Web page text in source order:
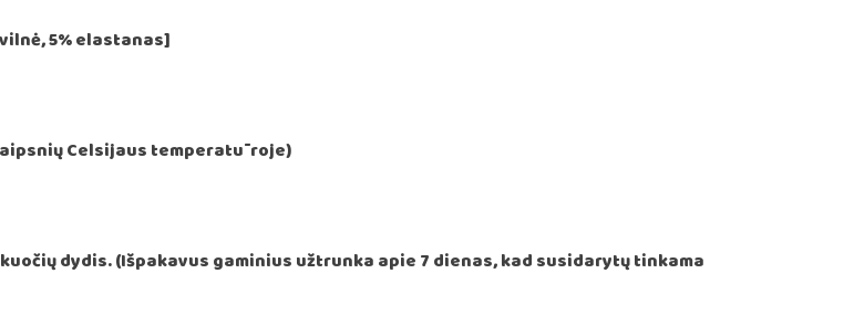
5% elastanas]
Celsijaus temperatūroje)
dydis. (Išpakavus gaminius užtrunka apie 7 dienas, kad susidarytų tinkama